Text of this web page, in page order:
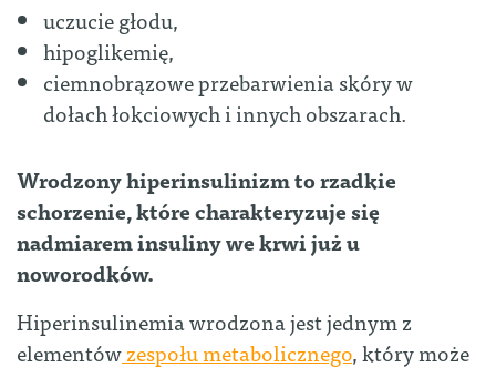
uczucie głodu,
hipoglikemię,
ciemnobrązowe przebarwienia skóry w
dołach łokciowych i innych obszarach.
Wrodzony hiperinsulinizm to rzadkie
schorzenie, które charakteryzuje się
nadmiarem insuliny we krwi już u
noworodków.
Hiperinsulinemia wrodzona jest jednym z
elementówzespołu metabolicznego, który może